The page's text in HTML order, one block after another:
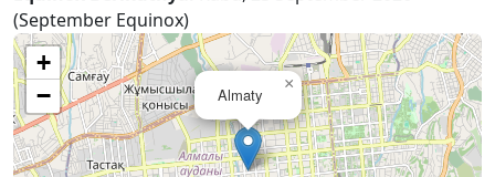
(September Equinox)
Almaty
×
+
−